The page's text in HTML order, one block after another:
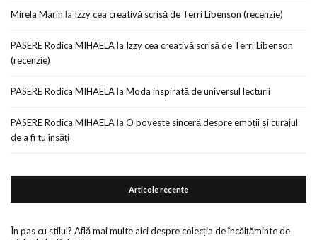
Mirela Marin la Izzy cea creativă scrisă de Terri Libenson (recenzie)
PASERE Rodica MIHAELAla Izzy cea creativă scrisă de Terri Libenson
(recenzie)
PASERE Rodica MIHAELAla Moda inspirată de universul lecturii
PASERE Rodica MIHAELAla O poveste sinceră despre emoții și curajul
de a fi tu însăți
Articole recente
În pas cu stilul? Află mai multe aici despre colecția de încălțăminte de